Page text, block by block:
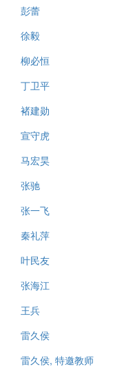
彭蕾
徐毅
柳必恒
丁卫平
褚建勋
宣守虎
马宏昊
张驰
张一飞
秦礼萍
叶民友
张海江
王兵
雷久侯
雷久侯, 特邀教师